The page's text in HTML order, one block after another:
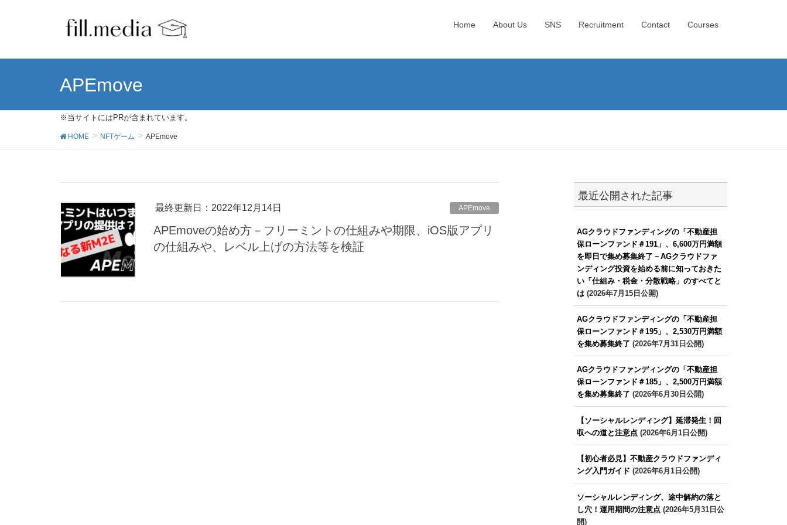
Home About Us SNS Recruitment Contact Courses
APEmove
※当サイトにはPRが含まれています。
HOME NFTゲーム APEmove
最終更新日：2022年12月14日 APEmove
APEmoveの始め方－フリーミントの仕組みや期限、iOS版アプリ
の仕組みや、レベル上げの方法等を検証
最近公開された記事
AGクラウドファンディングの「不動産担
保ローンファンド＃191」、6,600万円満額
を即日で集め募集終了－AGクラウドファ
ンディング投資を始める前に知っておきた
い「仕組み・税金・分散戦略」のすべてと
は(2026年7月15日公開)
AGクラウドファンディングの「不動産担
保ローンファンド＃195」、2,530万円満額
を集め募集終了 (2026年7月31日公開)
AGクラウドファンディングの「不動産担
保ローンファンド＃185」、2,500万円満額
を集め募集終了 (2026年6月30日公開)
【ソーシャルレンディング】延滞発生！回
収への道と注意点(2026年6月1日公開)
【初心者必見】不動産クラウドファンディ
ング入門ガイド (2026年6月1日公開)
ソーシャルレンディング、途中解約の落と
し穴！運用期間の注意点(2026年5月31日公
開)